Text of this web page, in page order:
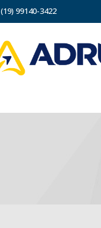
(19) 99140-3422